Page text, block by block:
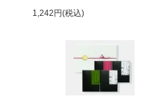
1,242円(税込)